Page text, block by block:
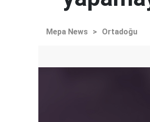
Mepa News > Ortadoğu